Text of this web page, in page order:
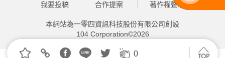
0
我要投稿 合作提案 著作權聲明
本網站為一零四資訊科技股份有限公司創設
104 Corporation©2026